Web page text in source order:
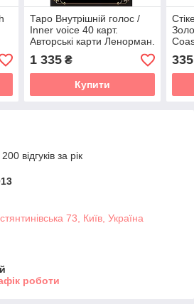
Таро Внутрішній голос /
Inner voice 40 карт.
Авторські карти Ленорман.
Ar Nouvel
(4820000099288)
1 335₴
Купити
335
відгуків за рік
73, Київ, Україна
роботи